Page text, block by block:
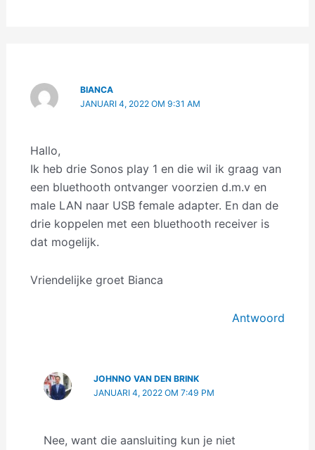
BIANCA
JANUARI 4, 2022 OM 9:31 AM
Hallo,
Ik heb drie Sonos play 1 en die wil ik graag van
een bluethooth ontvanger voorzien d.m.v en
male LAN naar USB female adapter. En dan de
drie koppelen met een bluethooth receiver is
dat mogelijk.
Vriendelijke groet Bianca
Antwoord
JOHNNO VAN DEN BRINK
JANUARI 4, 2022 OM 7:49 PM
Nee, want die aansluiting kun je niet